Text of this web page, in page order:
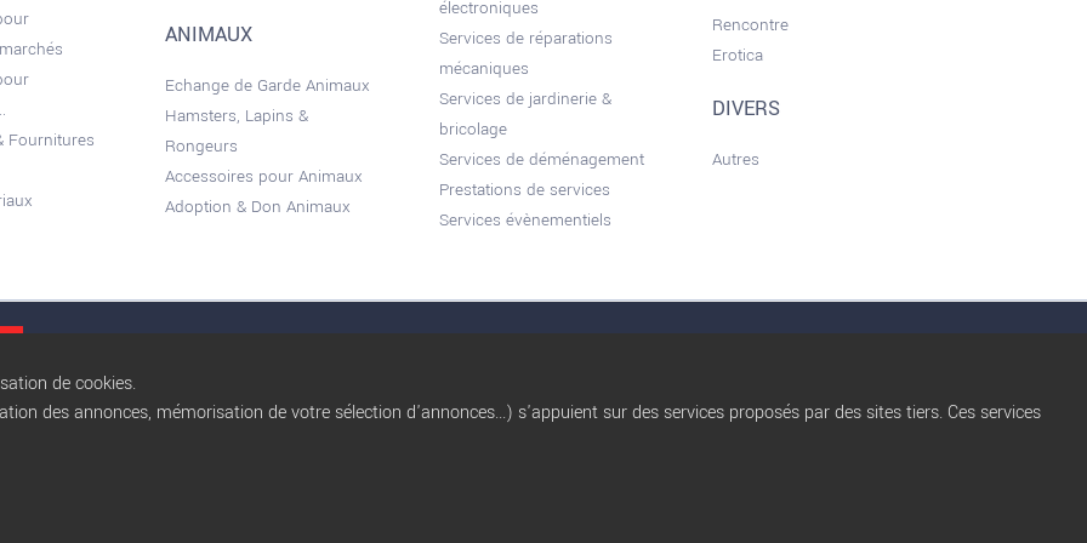
Fournitures
ANIMAUX
Echange de Garde Animaux
Hamsters, Lapins &
Rongeurs
Accessoires pour Animaux
Adoption & Don Animaux
électroniques
Services de réparations
mécaniques
Services de jardinerie &
bricolage
Services de déménagement
Prestations de services
Services évènementiels
Rencontre
Erotica
DIVERS
Autres
Règles de diffusion
Blog trocbuy
de cookies.
des annonces, mémorisation de votre sélection d'annonces...) s'appuient sur des services proposés par des sites tiers. Ces services